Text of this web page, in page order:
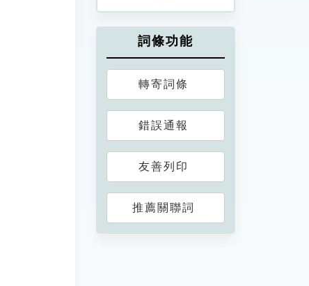
詞條功能
轉寄詞條
錯誤通報
友善列印
推薦關聯詞